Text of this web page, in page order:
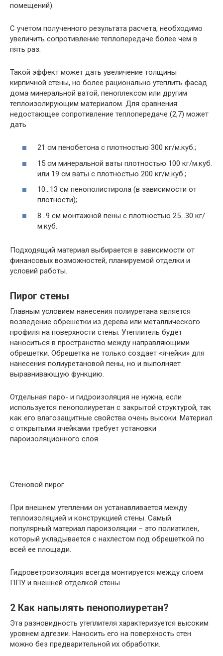
помещений).
С учетом полученного результата расчета, необходимо
увеличить сопротивление теплопередаче более чем в
пять раз.
Такой эффект может дать увеличение толщины
кирпичной стены, но более рационально утеплить фасад
дома минеральной ватой, пеноплексом или другим
теплоизолирующим материалом. Для сравнения:
недостающее сопротивление теплопередаче (2,7) может
дать
21 см пенобетона с плотностью 300 кг/м.куб.;
15 см минеральной ваты плотностью 100 кг/м.куб.
или 19 см ваты с плотностью 200 кг/м.куб.;
10…13 см пенополистирола (в зависимости от
плотности);
8…9 см монтажной пены с плотностью 25…30 кг/
м.куб.
Подходящий материал выбирается в зависимости от
финансовых возможностей, планируемой отделки и
условий работы.
Пирог стены
Главным условием нанесения полиуретана является
возведение обрешетки из дерева или металлического
профиля на поверхности стены. Утеплитель будет
наноситься в пространство между направляющими
обрешетки. Обрешетка не только создает «ячейки» для
нанесения полиуретановой пены, но и выполняет
выравнивающую функцию.
Отдельная паро- и гидроизоляция не нужна, если
используется пенополиуретан с закрытой структурой, так
как его влагозащитные свойства очень высоки. Материал
с открытыми ячейками требует установки
пароизоляционного слоя.
Стеновой пирог
При внешнем утеплении он устанавливается между
теплоизоляцией и конструкцией стены. Самый
популярный материал пароизоляции – это полиэтилен,
который укладывается с нахлестом под обрешеткой по
всей ее площади.
Гидроветроизоляция всегда монтируется между слоем
ППУ и внешней отделкой стены.
2 Как напылять пенополиуретан?
Эта разновидность утеплителя характеризуется высоким
уровнем адгезии. Наносить его на поверхность стен
можно без предварительной их обработки.